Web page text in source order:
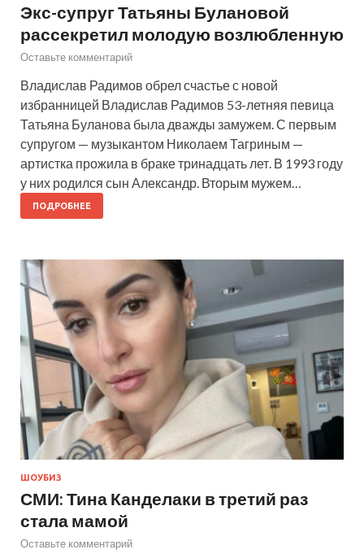
Экс-супруг Татьяны Булановой
рассекретил молодую возлюбленную
Оставьте комментарий
Владислав Радимов обрел счастье с новой
избранницей Владислав Радимов 53-летняя певица
Татьяна Буланова была дважды замужем. С первым
супругом — музыкантом Николаем Тагриным —
артистка прожила в браке тринадцать лет. В 1993 году
у них родился сын Александр. Вторым мужем…
ПОДРОБНЕЕ
ШОУБИЗ
СМИ: Тина Канделаки в третий раз
стала мамой
Оставьте комментарий